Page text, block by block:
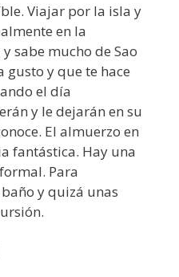
Viajar por la isla y
en la
sabe mucho de Sao
gusto y que te hace
el día
y le dejarán en su
El almuerzo en
fantástica. Hay una
Para
y quizá unas